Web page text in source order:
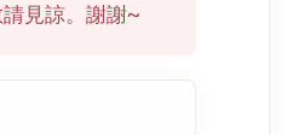
見諒。謝謝~